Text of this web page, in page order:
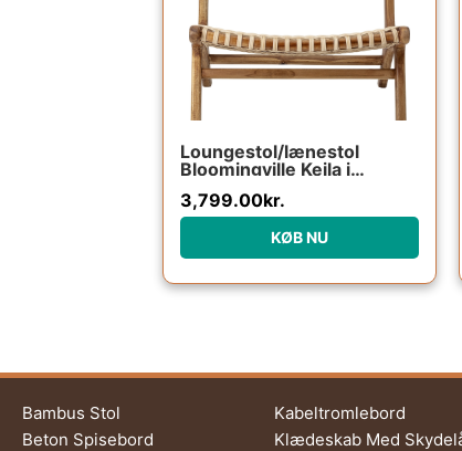
Loungestol/lænestol
Bloomingville Keila i
dansk design H78xB65 cm
3,799.00kr.
KØB NU
Bambus Stol
Beton Spisebord
Kabeltromlebord
Klædeskab Med